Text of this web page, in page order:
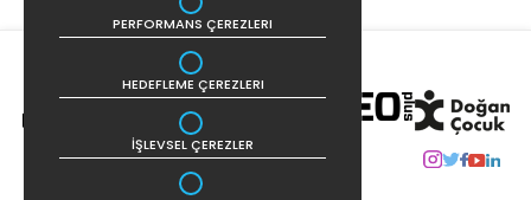
PERFORMANS ÇEREZLERI
HEDEFLEME ÇEREZLERI
İŞLEVSEL ÇEREZLER